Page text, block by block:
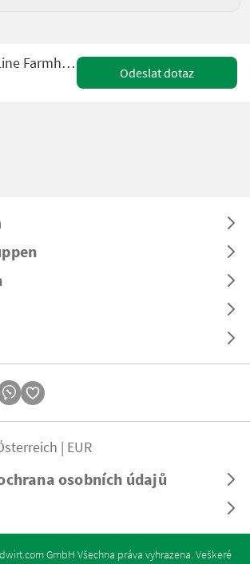
Farmhorse EcoLine Farmhorse Lastendreirad Rider1000 TukTuk
Odeslat dotaz
osobních údajů
| EUR
GmbH Všechna práva vyhrazena. Veškeré